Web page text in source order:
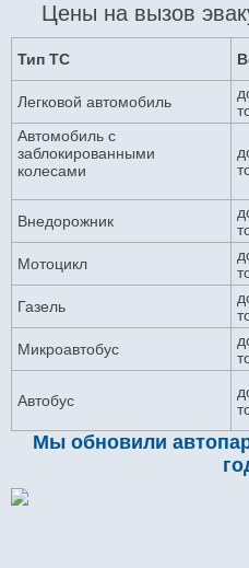
Цены на вызов
Тип ТС
Легковой автомобиль
Автомобиль с
заблокированными
колесами
Внедорожник
Мотоцикл
Газель
Микроавтобус
Автобус
Мы обновили